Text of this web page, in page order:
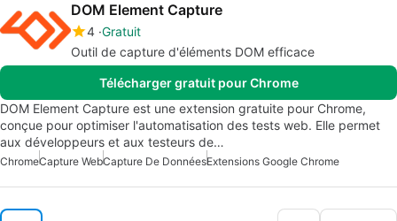
DOM Element Capture
4 Gratuit
Outil de capture d'éléments DOM efficace
Télécharger gratuit pour Chrome
DOM Element Capture est une extension gratuite pour Chrome,
conçue pour optimiser l'automatisation des tests web. Elle permet
aux développeurs et aux testeurs de…
ChromeCapture WebCapture De DonnéesExtensions Google Chrome